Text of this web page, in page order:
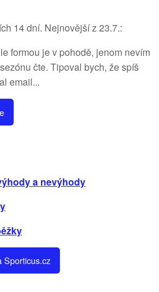
14 dní. Nejnovější z 23.7.:
formou je v pohodě, jenom nevím
čte. Tipoval bych, že spíš
email...
a nevýhody
Sporticus.cz